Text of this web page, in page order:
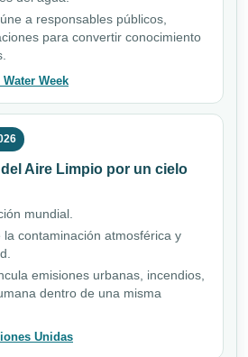
a responsables públicos,
para convertir conocimiento
Week
Aire Limpio por un cielo
mundial.
la contaminación atmosférica y
emisiones urbanas, incendios,
dentro de una misma
Unidas